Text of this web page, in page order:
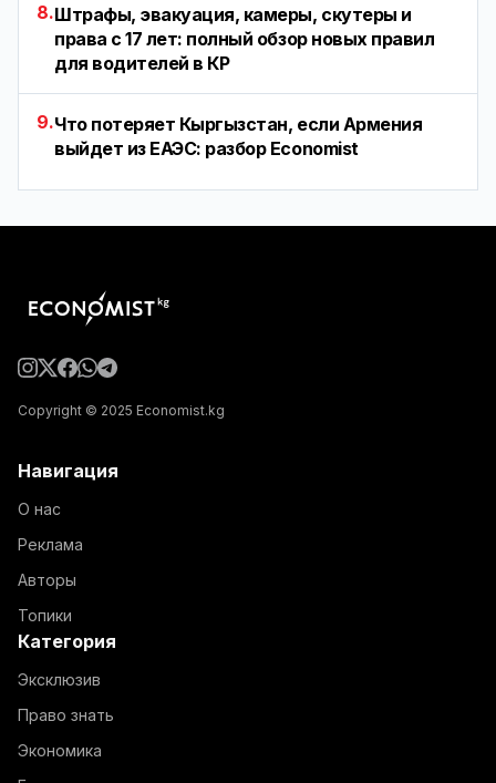
8.Штрафы, эвакуация, камеры, скутеры и
права с 17 лет: полный обзор новых правил
для водителей в КР
9.Что потеряет Кыргызстан, если Армения
выйдет из ЕАЭС: разбор Economist
Copyright © 2025 Economist.kg
Навигация
О нас
Реклама
Авторы
Топики
Категория
Эксклюзив
Право знать
Экономика